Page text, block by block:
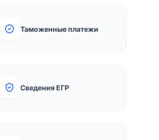
Таможенные платежи
Сведения ЕГР